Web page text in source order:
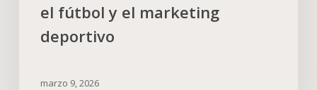
el fútbol y el marketing
deportivo
marzo 9, 2026